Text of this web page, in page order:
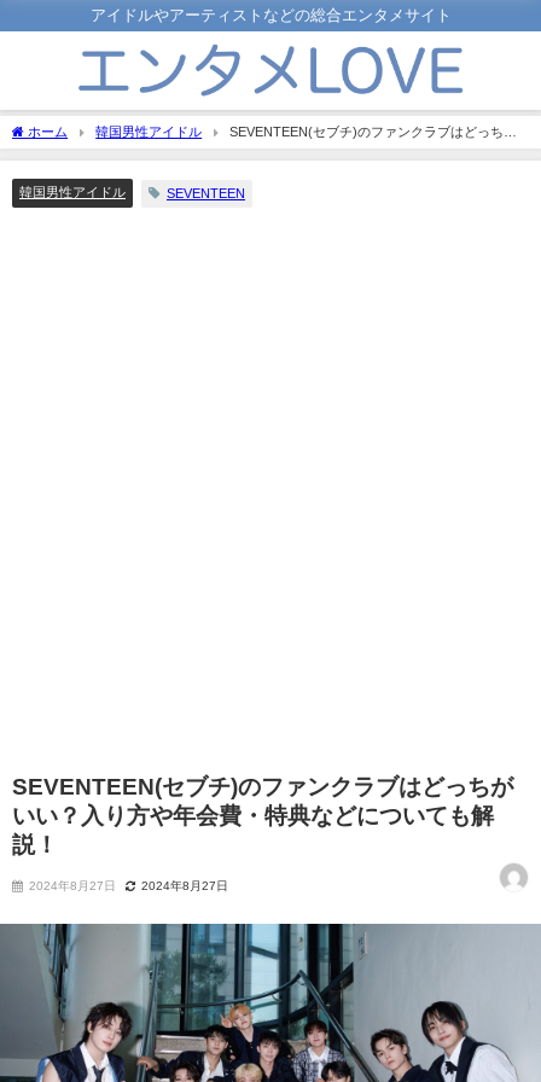
アイドルやアーティストなどの総合エンタメサイト
ホーム 韓国男性アイドル
SEVENTEEN(セブチ)のファンクラブはどっちが
いい？入り方や年会費・特典などについても解説！
韓国男性アイドル SEVENTEEN
SEVENTEEN(セブチ)のファンクラブはどっちが
いい？入り方や年会費・特典などについても解
説！
2024年8月27日 2024年8月27日